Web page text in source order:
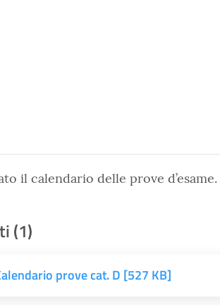
il calendario delle prove d’esame.
(1)
prove cat. D [527 KB]